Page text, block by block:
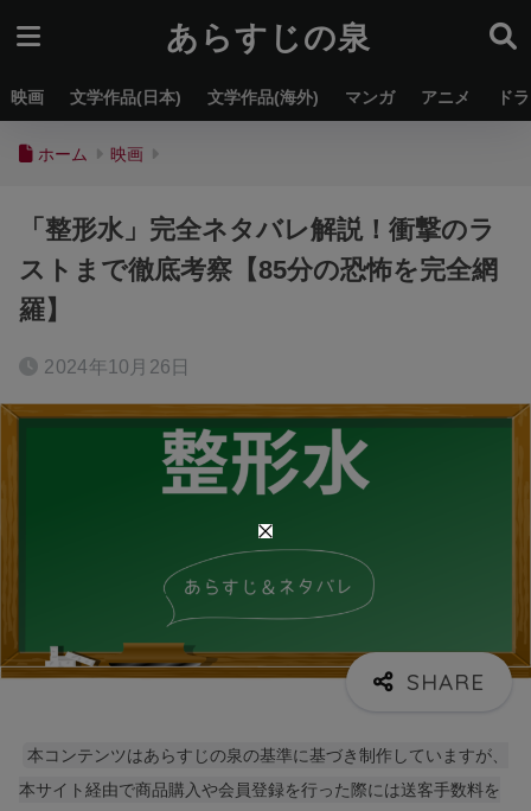
あらすじの泉
映画 文学作品(日本) 文学作品(海外) マンガ アニメ ド
ホーム 映画
「整形水」完全ネタバレ解説！衝撃のラ
ストまで徹底考察【85分の恐怖を完全網
羅】
2024年10月26日
本コンテンツはあらすじの泉の基準に基づき制作していますが、
本サイト経由で商品購入や会員登録を行った際には送客手数料を